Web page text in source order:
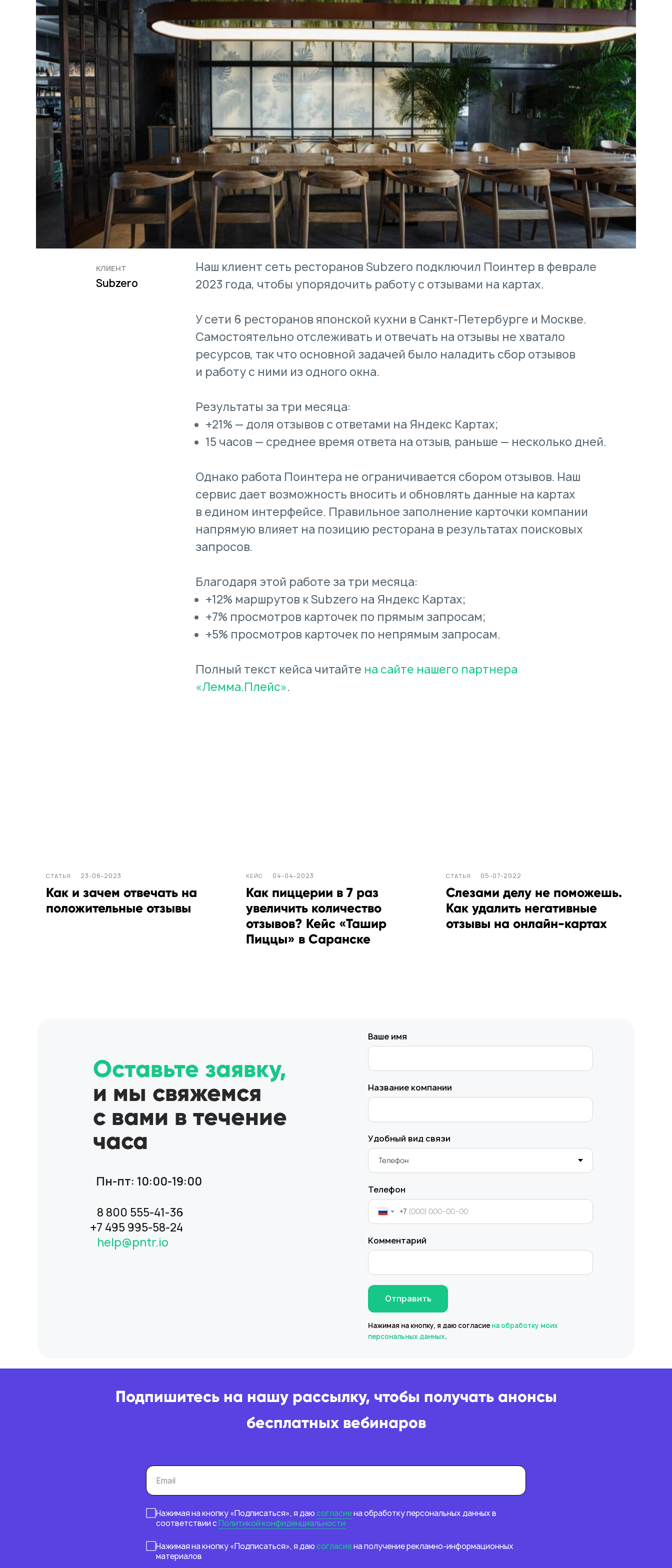
Наш клиент сеть ресторанов Subzero подключил Поинтер в феврале
2023 года, чтобы упорядочить работу с отзывами на картах.
У сети 6 ресторанов японской кухни в Санкт-Петербурге и Москве.
Самостоятельно отслеживать и отвечать на отзывы не хватало
ресурсов, так что основной задачей было наладить сбор отзывов
и работу с ними из одного окна.
Результаты за три месяца:
+21% — доля отзывов с ответами на Яндекс Картах;
15 часов — среднее время ответа на отзыв, раньше — несколько дней.
Однако работа Поинтера не ограничивается сбором отзывов. Наш
сервис дает возможность вносить и обновлять данные на картах
в едином интерфейсе. Правильное заполнение карточки компании
напрямую влияет на позицию ресторана в результатах поисковых
запросов.
Благодаря этой работе за три месяца:
+12% маршрутов к Subzero на Яндекс Картах;
+7% просмотров карточек по прямым запросам;
+5% просмотров карточек по непрямым запросам.
Полный текст кейса читайте на сайте нашего партнера
«Лемма.Плейс».
Subzero
КЛИЕНТ
СТАТЬЯ 23-06-2023
Как и зачем отвечать на
положительные отзывы
КЕЙС 04-04-2023
Как пиццерии в 7 раз
увеличить количество
отзывов? Кейс «Ташир
Пиццы» в Саранске
СТАТЬЯ 05-07-2022
Слезами делу не поможешь.
Как удалить негативные
отзывы на онлайн-картах
Оставьте заявку,
и мы свяжемся
с вами в течение
часа
Ваше имя
Название компании
Удобный вид связи
Телефон
+7
Комментарий
Отправить
Нажимая на кнопку, я даю согласиена обработку моих
персональных данных.
Пн-пт: 10:00-19:00
8 800 555-41-36
+7 495 995-58-24
help@pntr.io
Подпишитесь на нашу рассылку, чтобы получать анонсы
бесплатных вебинаров
Нажимая на кнопку «Подписаться», я даюсогласиена обработку персональных данных в
соответствии сПолитикой конфиденциальности
Нажимая на кнопку «Подписаться», я даюсогласиена получение рекламно-информационных
материалов